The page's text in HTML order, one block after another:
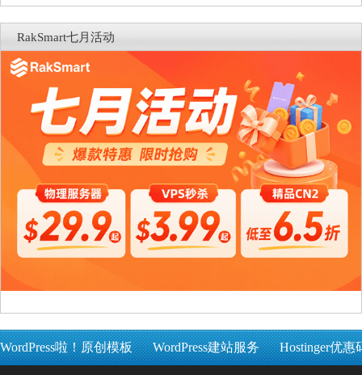
RakSmart七月活动
WordPress啦！原创模板 WordPress建站服务 Hostinger优惠